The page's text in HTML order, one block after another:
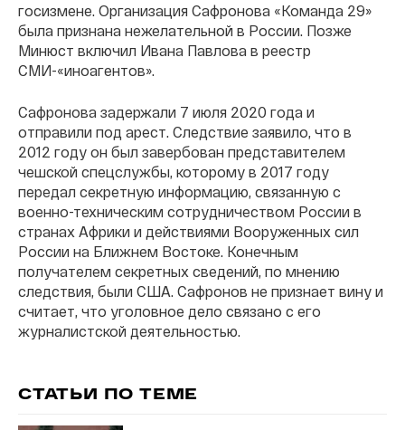
госизмене. Организация Сафронова «Команда 29»
была признана нежелательной в России. Позже
Минюст включил Ивана Павлова в реестр
СМИ-«иноагентов».
Сафронова задержали 7 июля 2020 года и
отправили под арест. Следствие заявило, что в
2012 году он был завербован представителем
чешской спецслужбы, которому в 2017 году
передал секретную информацию, связанную с
военно-техническим сотрудничеством России в
странах Африки и действиями Вооруженных сил
России на Ближнем Востоке. Конечным
получателем секретных сведений, по мнению
следствия, были США. Сафронов не признает вину и
считает, что уголовное дело связано с его
журналистской деятельностью.
СТАТЬИ ПО ТЕМЕ